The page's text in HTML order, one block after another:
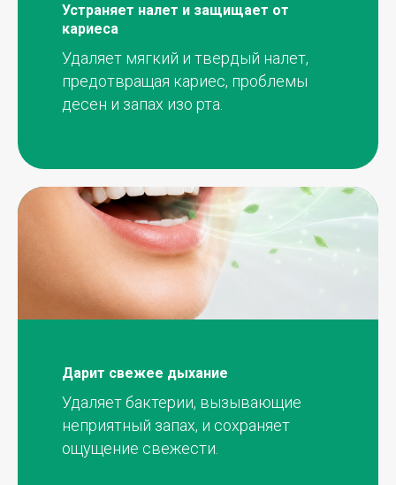
Устраняет налет и защищает от
кариеса
Удаляет мягкий и твердый налет,
предотвращая кариес, проблемы
десен и запах изо рта.
Дарит свежее дыхание
Удаляет бактерии, вызывающие
неприятный запах, и сохраняет
ощущение свежести.